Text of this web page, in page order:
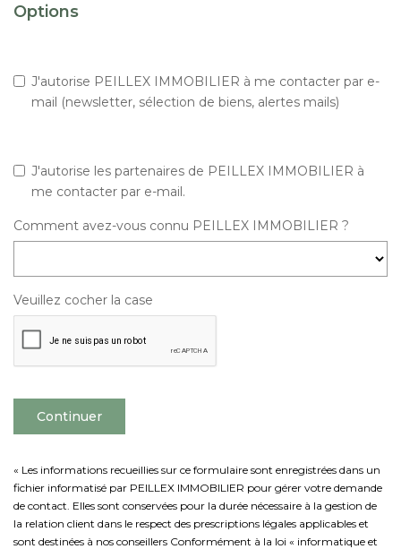
Options
J'autorise PEILLEX IMMOBILIER à me contacter par e-
mail (newsletter, sélection de biens, alertes mails)
J'autorise les partenaires de PEILLEX IMMOBILIER à
me contacter par e-mail.
Comment avez-vous connu PEILLEX IMMOBILIER ?
Veuillez cocher la case
Continuer
« Les informations recueillies sur ce formulaire sont enregistrées dans un
fichier informatisé par PEILLEX IMMOBILIER pour gérer votre demande
de contact. Elles sont conservées pour la durée nécessaire à la gestion de
la relation client dans le respect des prescriptions légales applicables et
sont destinées à nos conseillers Conformément à la loi « informatique et